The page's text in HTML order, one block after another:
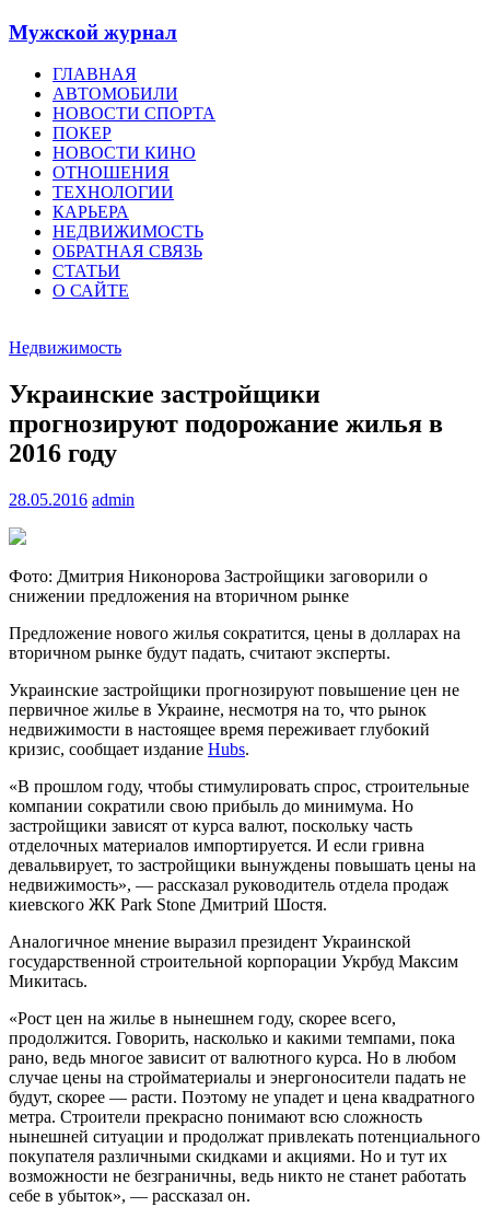
Мужской журнал
ГЛАВНАЯ
АВТОМОБИЛИ
НОВОСТИ СПОРТА
ПОКЕР
НОВОСТИ КИНО
ОТНОШЕНИЯ
ТЕХНОЛОГИИ
КАРЬЕРА
НЕДВИЖИМОСТЬ
ОБРАТНАЯ СВЯЗЬ
СТАТЬИ
О САЙТЕ
Недвижимость
Украинские застройщики
прогнозируют подорожание жилья в
2016 году
28.05.2016 admin
Фото: Дмитрия Никонорова Застройщики заговорили о
снижении предложения на вторичном рынке
Предложение нового жилья сократится, цены в долларах на
вторичном рынке будут падать, считают эксперты.
Украинские застройщики прогнозируют повышение цен не
первичное жилье в Украине, несмотря на то, что рынок
недвижимости в настоящее время переживает глубокий
кризис, сообщает издание Hubs.
«В прошлом году, чтобы стимулировать спрос, строительные
компании сократили свою прибыль до минимума. Но
застройщики зависят от курса валют, поскольку часть
отделочных материалов импортируется. И если гривна
девальвирует, то застройщики вынуждены повышать цены на
недвижимость», — рассказал руководитель отдела продаж
киевского ЖК Park Stone Дмитрий Шостя.
Аналогичное мнение выразил президент Украинской
государственной строительной корпорации Укрбуд Максим
Микитась.
«Рост цен на жилье в нынешнем году, скорее всего,
продолжится. Говорить, насколько и какими темпами, пока
рано, ведь многое зависит от валютного курса. Но в любом
случае цены на стройматериалы и энергоносители падать не
будут, скорее — расти. Поэтому не упадет и цена квадратного
метра. Строители прекрасно понимают всю сложность
нынешней ситуации и продолжат привлекать потенциального
покупателя различными скидками и акциями. Но и тут их
возможности не безграничны, ведь никто не станет работать
себе в убыток», — рассказал он.